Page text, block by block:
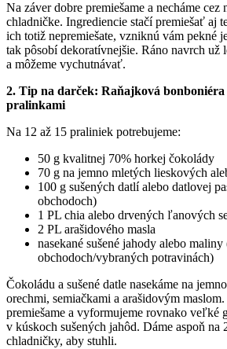
Na záver dobre premiešame a necháme cez
chladničke. Ingrediencie stačí premiešať aj
ich totiž nepremiešate, vzniknú vám pekné
tak pôsobí dekoratívnejšie. Ráno navrch už
a môžeme vychutnávať.
2. Tip na darček: Raňajková bonboniéra
pralinkami
Na 12 až 15 praliniek potrebujeme:
50 g kvalitnej 70% horkej čokolády
70 g na jemno mletých lieskových
100 g sušených datlí alebo datlovej
obchodoch)
1 PL chia alebo drvených ľanových
2 PL arašidového masla
nasekané sušené jahody alebo
obchodoch/vybraných potravinách)
Čokoládu a sušené datle nasekáme na
orechmi, semiačkami a arašidovým
premiešame a vyformujeme rovnako veľké
v kúskoch sušených jahôd. Dáme aspoň
chladničky, aby stuhli.